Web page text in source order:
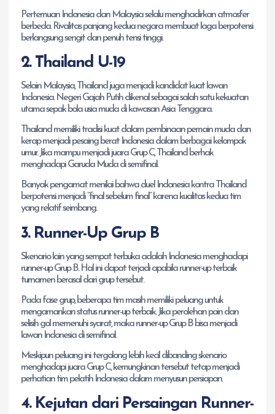
Pertemuan Indonesia dan Malaysia selalu menghadirkan atmosfer
berbeda. Rivalitas panjang kedua negara membuat laga berpotensi
berlangsung sengit dan penuh tensi tinggi.
2. Thailand U-19
Selain Malaysia, Thailand juga menjadi kandidat kuat lawan
Indonesia. Negeri Gajah Putih dikenal sebagai salah satu kekuatan
utama sepak bola usia muda di kawasan Asia Tenggara.
Thailand memiliki tradisi kuat dalam pembinaan pemain muda dan
kerap menjadi pesaing berat Indonesia dalam berbagai kelompok
umur. Jika mampu menjadi juara Grup C, Thailand berhak
menghadapi Garuda Muda di semifinal.
Banyak pengamat menilai bahwa duel Indonesia kontra Thailand
berpotensi menjadi “final sebelum final” karena kualitas kedua tim
yang relatif seimbang.
3. Runner-Up Grup B
Skenario lain yang sempat terbuka adalah Indonesia menghadapi
runner-up Grup B. Hal ini dapat terjadi apabila runner-up terbaik
turnamen berasal dari grup tersebut.
Pada fase grup, beberapa tim masih memiliki peluang untuk
mengamankan status runner-up terbaik. Jika perolehan poin dan
selisih gol memenuhi syarat, maka runner-up Grup B bisa menjadi
lawan Indonesia di semifinal.
Meskipun peluang ini tergolong lebih kecil dibanding skenario
menghadapi juara Grup C, kemungkinan tersebut tetap menjadi
perhatian tim pelatih Indonesia dalam menyusun persiapan.
4. Kejutan dari Persaingan Runner-